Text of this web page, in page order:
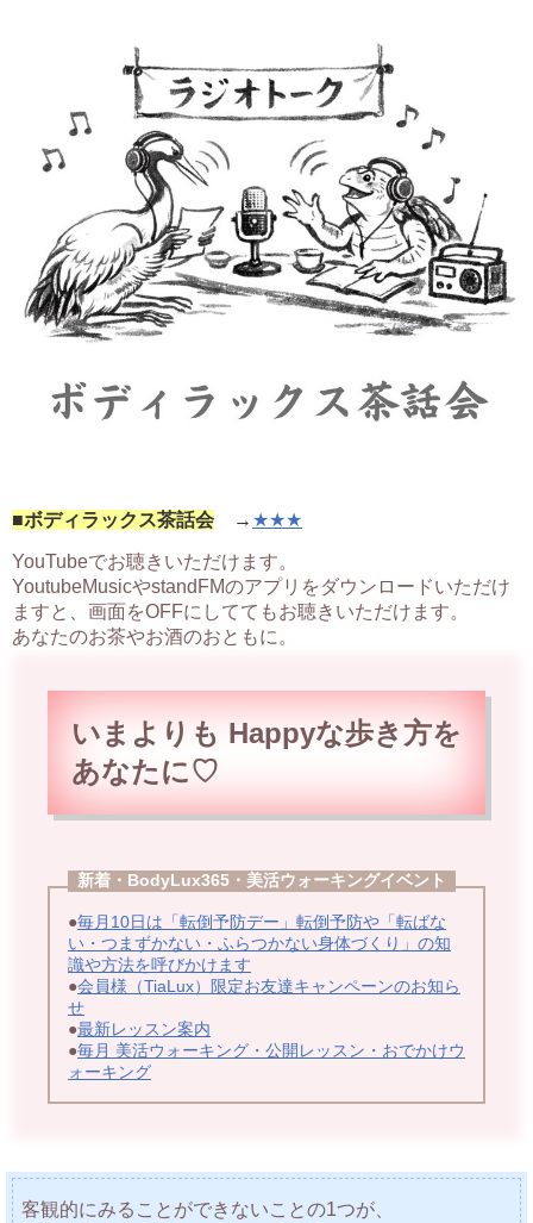
■ボディラックス茶話会 → ★★★
YouTubeでお聴きいただけます。
YoutubeMusicやstandFMのアプリをダウンロードいただけ
ますと、画面をOFFにしててもお聴きいただけます。
あなたのお茶やお酒のおともに。
いまよりも Happyな歩き方を
あなたに♡
新着・BodyLux365・美活ウォーキングイベント
●毎月10日は「転倒予防デー」転倒予防や「転ばな
い・つまずかない・ふらつかない身体づくり」の知
識や方法を呼びかけます
●会員様（TiaLux）限定お友達キャンペーンのお知ら
せ
●最新レッスン案内
●毎月 美活ウォーキング・公開レッスン・おでかけウ
ォーキング
客観的にみることができないことの1つが、